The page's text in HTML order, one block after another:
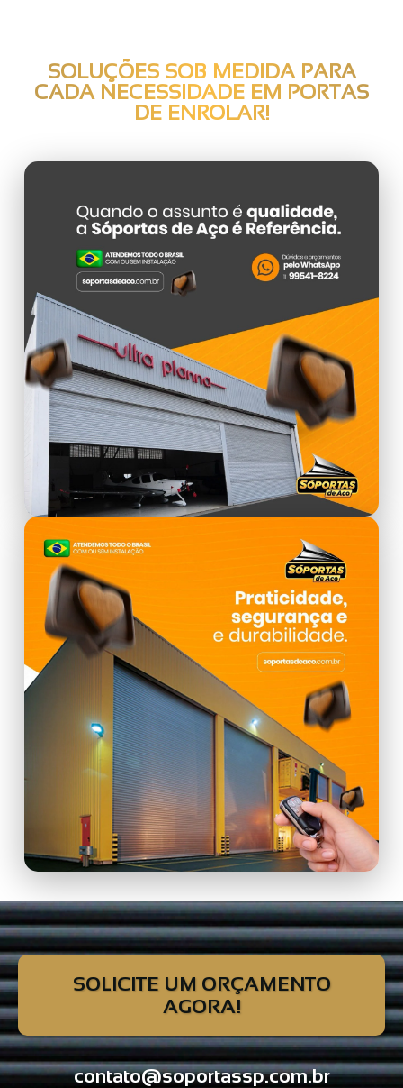
SOLUÇÕES SOB MEDIDA PARA
CADA NECESSIDADE EM PORTAS
DE ENROLAR!
SOLICITE UM ORÇAMENTO
AGORA!
contato@soportassp.com.br